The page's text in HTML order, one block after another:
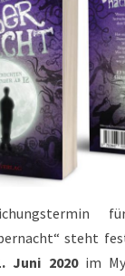
steht
Juni 2020im